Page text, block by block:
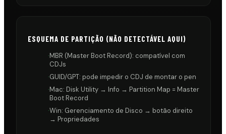
ESQUEMA DE PARTIÇÃO (NÃO DETECTÁVEL AQUI)
·MBR (Master Boot Record): compatível com
CDJs
·GUID/GPT: pode impedir o CDJ de montar o pen
·Mac: Disk Utility → Info → Partition Map = Master
Boot Record
·Win: Gerenciamento de Disco → botão direito
→ Propriedades